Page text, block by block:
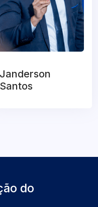
Janderson
Santos
do